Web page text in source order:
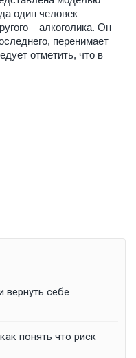
один человек
– алкоголика. Он
перенимает
отметить, что в
вернуть себе
понять что риск